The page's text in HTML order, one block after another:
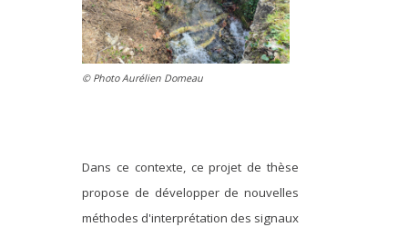
© Photo Aurélien Domeau
Dans ce contexte, ce projet de thèse
propose de développer de nouvelles
méthodes d'interprétation des signaux